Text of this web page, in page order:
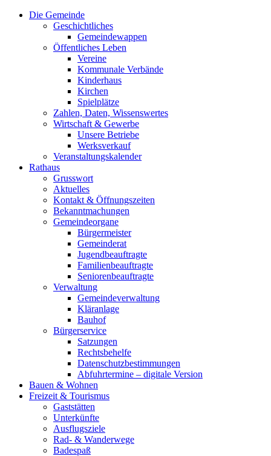
Die Gemeinde
Geschichtliches
Gemeindewappen
Öffentliches Leben
Vereine
Kommunale Verbände
Kinderhaus
Kirchen
Spielplätze
Zahlen, Daten, Wissenswertes
Wirtschaft & Gewerbe
Unsere Betriebe
Werksverkauf
Veranstaltungskalender
Rathaus
Grusswort
Aktuelles
Kontakt & Öffnungszeiten
Bekanntmachungen
Gemeindeorgane
Bürgermeister
Gemeinderat
Jugendbeauftragte
Familienbeauftragte
Seniorenbeauftragte
Verwaltung
Gemeindeverwaltung
Kläranlage
Bauhof
Bürgerservice
Satzungen
Rechtsbehelfe
Datenschutzbestimmungen
Abfuhrtermine – digitale Version
Bauen & Wohnen
Freizeit & Tourismus
Gaststätten
Unterkünfte
Ausflugsziele
Rad- & Wanderwege
Badespaß